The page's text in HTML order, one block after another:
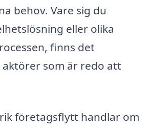
behov. Vare sig du
eller olika
finns det
som är redo att
företagsflytt handlar om